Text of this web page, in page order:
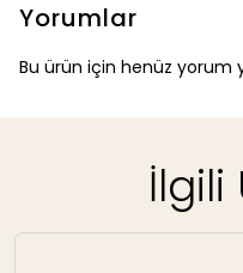
Yorumlar
Bu ürün için henüz yorum
İlgili